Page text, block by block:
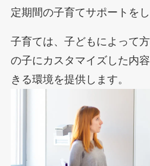
定期間の子育てサポートをし
子育ては、子どもによって
の子にカスタマイズした内
きる環境を提供します。